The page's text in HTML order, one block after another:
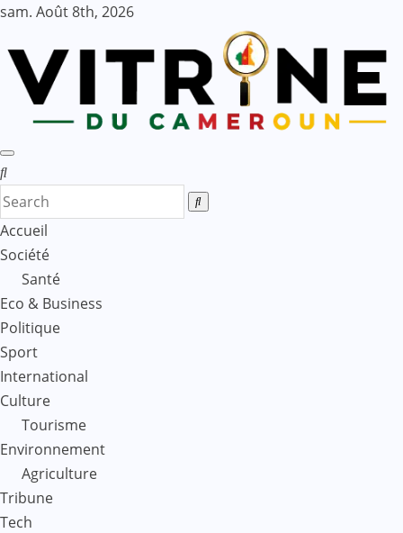
Skip
content
sam. Août 8th, 2026
Accueil
Société
Santé
Eco & Business
Politique
Sport
International
Culture
Tourisme
Environnement
Agriculture
Tribune
Tech